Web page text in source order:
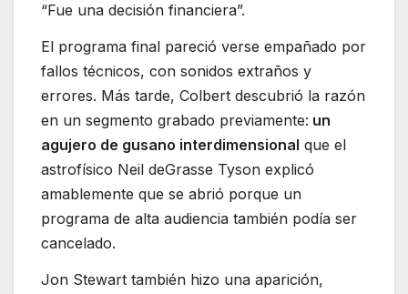
“Fue una decisión financiera”.
El programa final pareció verse empañado por
fallos técnicos, con sonidos extraños y
errores. Más tarde, Colbert descubrió la razón
en un segmento grabado previamente: un
agujero de gusano interdimensional que el
astrofísico Neil deGrasse Tyson explicó
amablemente que se abrió porque un
programa de alta audiencia también podía ser
cancelado.
Jon Stewart también hizo una aparición,